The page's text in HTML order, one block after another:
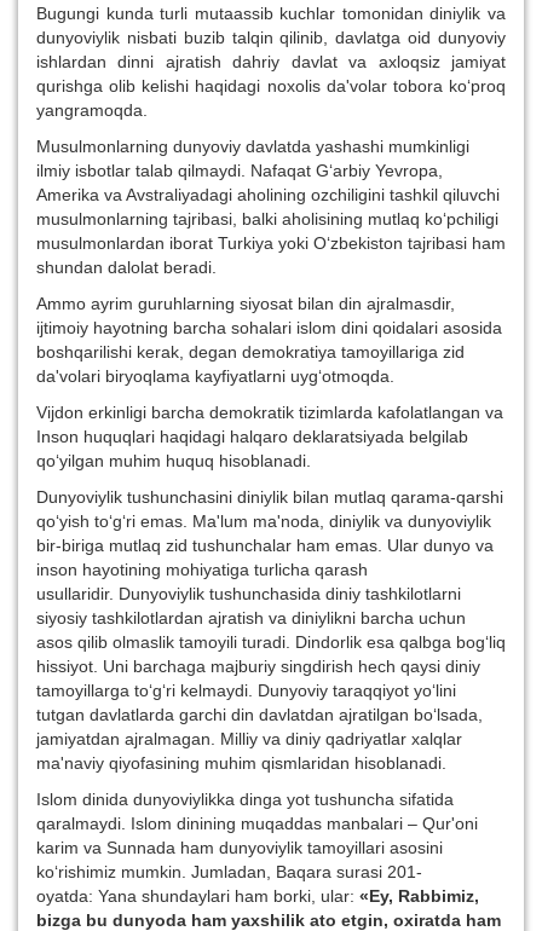
Bugungi kunda turli mutaassib kuchlar tomonidan diniylik va
dunyoviylik nisbati buzib talqin qilinib, davlatga oid dunyoviy
ishlardan dinni ajratish dahriy davlat va axloqsiz jamiyat
qurishga olib kelishi haqidagi noxolis da'volar tobora ko‘proq
yangramoqda.
Musulmonlarning dunyoviy davlatda yashashi mumkinligi
ilmiy isbotlar talab qilmaydi. Nafaqat G‘arbiy Yevropa,
Amerika va Avstraliyadagi aholining ozchiligini tashkil qiluvchi
musulmonlarning tajribasi, balki aholisining mutlaq ko‘pchiligi
musulmonlardan iborat Turkiya yoki O‘zbekiston tajribasi ham
shundan dalolat beradi.
Ammo ayrim guruhlarning siyosat bilan din ajralmasdir,
ijtimoiy hayotning barcha sohalari islom dini qoidalari asosida
boshqarilishi kerak, degan demokratiya tamoyillariga zid
da'volari biryoqlama kayfiyatlarni uyg‘otmoqda.
Vijdon erkinligi barcha demokratik tizimlarda kafolatlangan va
Inson huquqlari haqidagi halqaro deklaratsiyada belgilab
qo‘yilgan muhim huquq hisoblanadi.
Dunyoviylik tushunchasini diniylik bilan mutlaq qarama-qarshi
qo‘yish to‘g‘ri emas. Ma'lum ma'noda, diniylik va dunyoviylik
bir-biriga mutlaq zid tushunchalar ham emas. Ular dunyo va
inson hayotining mohiyatiga turlicha qarash
usullaridir. Dunyoviylik tushunchasida diniy tashkilotlarni
siyosiy tashkilotlardan ajratish va diniylikni barcha uchun
asos qilib olmaslik tamoyili turadi. Dindorlik esa qalbga bog‘liq
hissiyot. Uni barchaga majburiy singdirish hech qaysi diniy
tamoyillarga to‘g‘ri kelmaydi. Dunyoviy taraqqiyot yo‘lini
tutgan davlatlarda garchi din davlatdan ajratilgan bo‘lsada,
jamiyatdan ajralmagan. Milliy va diniy qadriyatlar xalqlar
ma'naviy qiyofasining muhim qismlaridan hisoblanadi.
Islom dinida dunyoviylikka dinga yot tushuncha sifatida
qaralmaydi. Islom dinining muqaddas manbalari – Qur'oni
karim va Sunnada ham dunyoviylik tamoyillari asosini
ko‘rishimiz mumkin. Jumladan, Baqara surasi 201-
oyatda: Yana shundaylari ham borki, ular: «Ey, Rabbimiz,
bizga bu dunyoda ham yaxshilik ato etgin, oxiratda ham